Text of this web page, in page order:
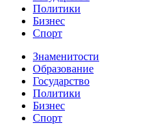
Политики
Бизнес
Спорт
Знаменитости
Образование
Государство
Политики
Бизнес
Спорт